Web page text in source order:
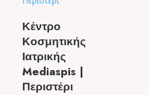
Κέντρο
Κοσμητικής
Ιατρικής
Mediaspis |
Περιστέρι